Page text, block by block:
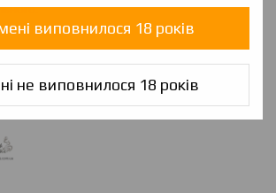
виповнилося 18 років
не виповнилося 18 років